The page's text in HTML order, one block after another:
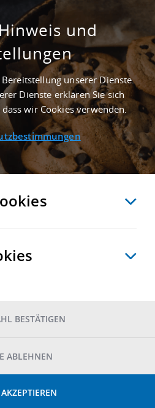
GEWERBEIMMOBILIE
A 100
Detailansicht
VERGLEICHEN EXPORT PDF
Lagerfläche
und
unserer Dienste.
Dienste erklären Sie sich
wir Cookies verwenden.
BESTÄTIGEN
ABLEHNEN